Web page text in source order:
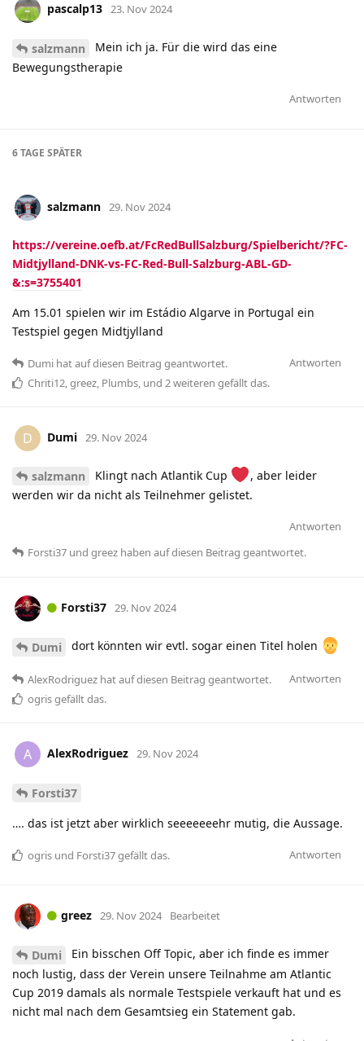
pascalp13 23. Nov 2024
salzmann
Mein ich ja. Für die wird das eine
Bewegungstherapie
Antworten
6 TAGE SPÄTER
salzmann 29. Nov 2024
https://vereine.oefb.at/FcRedBullSalzburg/Spielbericht/?FC-
Midtjylland-DNK-vs-FC-Red-Bull-Salzburg-ABL-GD-
&:s=3755401
Am 15.01 spielen wir im Estádio Algarve in Portugal ein
Testspiel gegen Midtjylland
Antworten
Dumi hatauf diesen Beitrag geantwortet.
Chriti12,greez, Plumbs, und 2weiteren gefällt das.
D Dumi 29. Nov 2024
salzmann Klingt nach Atlantik Cup
, aber leider
werden wir da nicht als Teilnehmer gelistet.
Antworten
Forsti37 und greez haben auf diesen Beitrag geantwortet.
Forsti37 29. Nov 2024
Dumi dort könnten wir evtl. sogar einen Titel holen
Antworten
AlexRodriguez hatauf diesen Beitrag geantwortet.
ogrisgefällt das.
A AlexRodriguez 29. Nov 2024
Forsti37
…. das ist jetzt aber wirklich seeeeeeehr mutig, die Aussage.
Antworten
ogris und Forsti37gefällt das.
greez 29. Nov 2024 Bearbeitet
Dumi
Ein bisschen Off Topic, aber ich finde es immer
noch lustig, dass der Verein unsere Teilnahme am Atlantic
Cup 2019 damals als normale Testspiele verkauft hat und es
nicht mal nach dem Gesamtsieg ein Statement gab.